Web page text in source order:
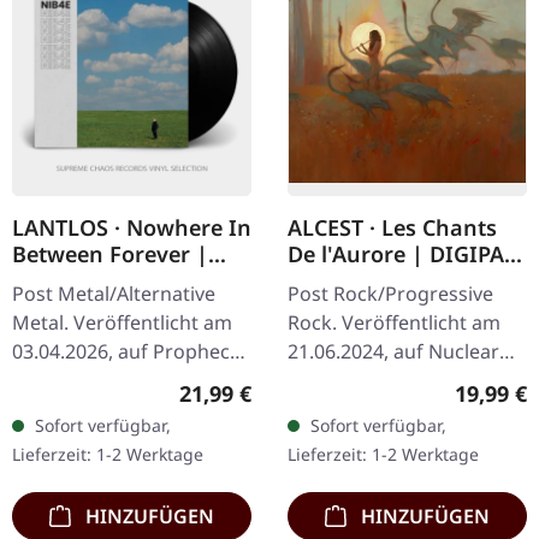
LANTLOS · Nowhere In
Between Forever |
BLACK LP
Post Metal/Alternative
Metal. Veröffentlicht am
03.04.2026, auf Prophecy
Productions. Schwarzes
Vinyl im Gatefold-Cover
mit Insert und
polyliniertem…
Regulärer Preis:
21,99 €
Sofort verfügbar,
Lieferzeit: 1-2 Werktage
HINZUFÜGEN
ALCEST · Les Chants
De l'Aurore | DIGIPAK
CD
Post Rock/Progressive
Rock. Veröffentlicht am
21.06.2024, auf Nuclear
Blast Records. CD im
Pioniere des Blackgaze
und des…
19,99 €
Sofort verfügbar,
Lieferzeit: 1-2 Werktage
HINZUFÜGEN